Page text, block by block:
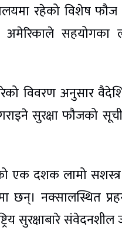
रहेको विशेष फौज
सहयोगका
विवरण अनुसार
सुरक्षा फौजको
दशक लामो सशस्त्र
छन्। नक्सालस्थित
सुरक्षाबारे